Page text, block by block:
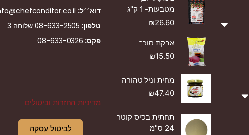
מטבעות- 1 ק"ג
₪26.60
אבקת סוכר
₪15.50
מחית וניל טהורה
₪47.40
תחתית בסיס קוטר
24 ס"מ
דוא׳׳ל:
טלפון: 08-633-2505 שלוחה 3
פקס: 08-633-0326
מדיניות החזרות וביטולים
לביטול עסקה